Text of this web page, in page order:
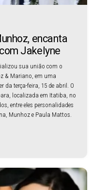
encanta
Jakelyne
sua união com o
& Mariano, em uma
da terça-feira, 15 de abril. O
localizada em Itatiba, no
entre eles personalidades
Munhoz e Paula Mattos.